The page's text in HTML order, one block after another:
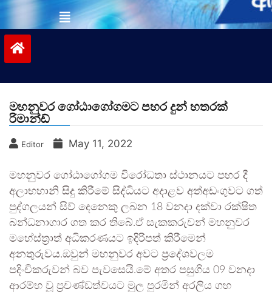
මහනුවර ගෝඨාගෝගමට පහර දුන් හතරක්
රිමාන්ඩ්
Editor May 11, 2022
මහනුවර ගෝඨාගෝගම විරෝධතා ස්ථානයට පහර දී
අලාභහානි සිදු කිරීමේ සිද්ධියට අදාළව අත්අඩංගුවට ගත්
පුද්ගලයන් සිව් දෙනෙකු ලබන 18 වනදා දක්වා රක්ෂිත
බන්ධනාගාර ගත කර තිබේ.ඒ සැකකරුවන් මහනුවර
මහේස්ත‍්‍රාත් අධිකරණයට ඉදිරිපත් කිරීමෙන්
අනතුරුවය.ඔවුන් මහනුවර අවට ප‍්‍රදේශවලම
පදිංචිකරුවන් බව පැවසෙයි.මේ අතර පසුගිය 09 වනදා
ආරම්භ වූ ප්‍රචණ්ඩත්වයට මුල පුරමින් අරලිය ගහ